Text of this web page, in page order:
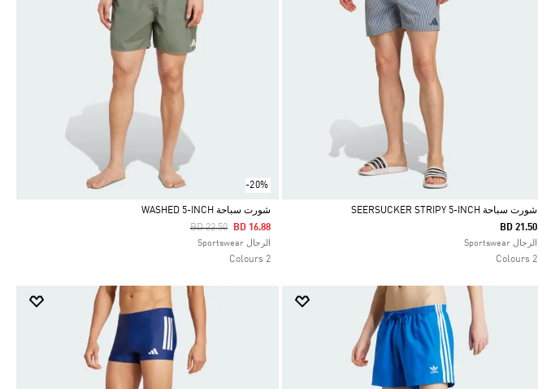
Selected
شورت سباحة SEERSUCKER STRIPY 5-INCH
BD 21.50
الرجال Sportswear
2 Colours
-20%
Selected
شورت سباحة WASHED 5-INCH
Price Reduced From
BD 22.50ToBD 16.88
الرجال Sportswear
2 Colours